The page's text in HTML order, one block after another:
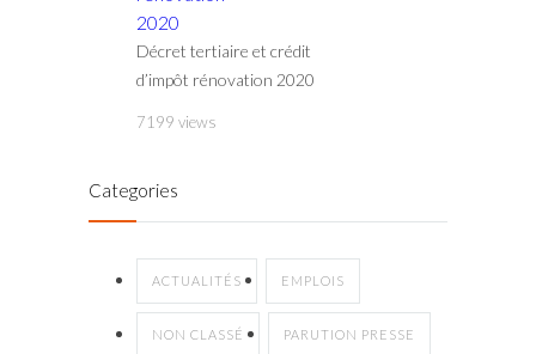
Décret tertiaire et crédit
d’impôt rénovation 2020
7199 views
Categories
ACTUALITÉS EMPLOIS
NON CLASSÉ PARUTION PRESSE